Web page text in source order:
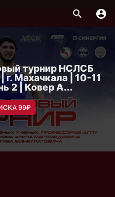
турнир НСЛСБ
Махачкала | 10-11
2 | Ковер А...
99₽